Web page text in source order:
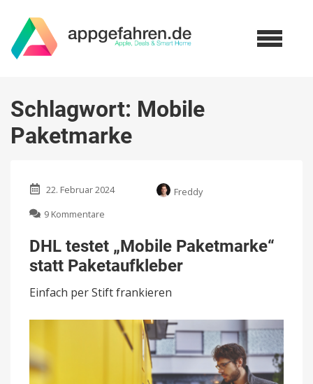
Schlagwort: Mobile
Paketmarke
22. Februar 2024
Freddy
9 Kommentare
testet
„Mobile
Paketmarke“
Paketaufkleber
DHL testet „Mobile Paketmarke“
statt Paketaufkleber
Einfach per Stift frankieren